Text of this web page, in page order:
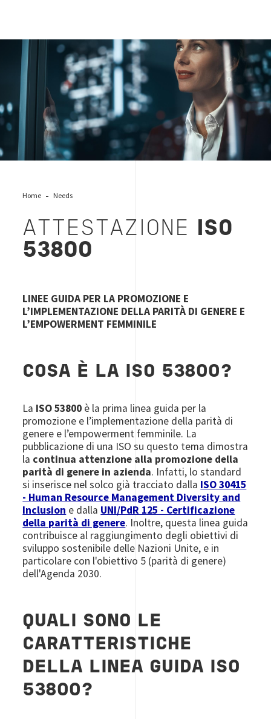
ISO-53800_empowerment_femminile
Home Needs
ATTESTAZIONE
ISO
53800
LINEE GUIDA PER LA PROMOZIONE E
L’IMPLEMENTAZIONE DELLA PARITÀ DI GENERE E
L’EMPOWERMENT FEMMINILE
COSA È LA ISO 53800?
La ISO 53800 è la prima linea guida per la
promozione e l’implementazione della parità di
genere e l’empowerment femminile. La
pubblicazione di una ISO su questo tema dimostra
la continua attenzione alla promozione della
parità di genere in azienda. Infatti, lo standard
si inserisce nel solco già tracciato dalla ISO 30415
- Human Resource Management Diversity and
Inclusion e dalla UNI/PdR 125 - Certificazione
della parità di genere. Inoltre, questa linea guida
contribuisce al raggiungimento degli obiettivi di
sviluppo sostenibile delle Nazioni Unite, e in
particolare con l'obiettivo 5 (parità di genere)
dell'Agenda 2030.
QUALI SONO LE
CARATTERISTICHE
DELLA LINEA GUIDA ISO
53800?